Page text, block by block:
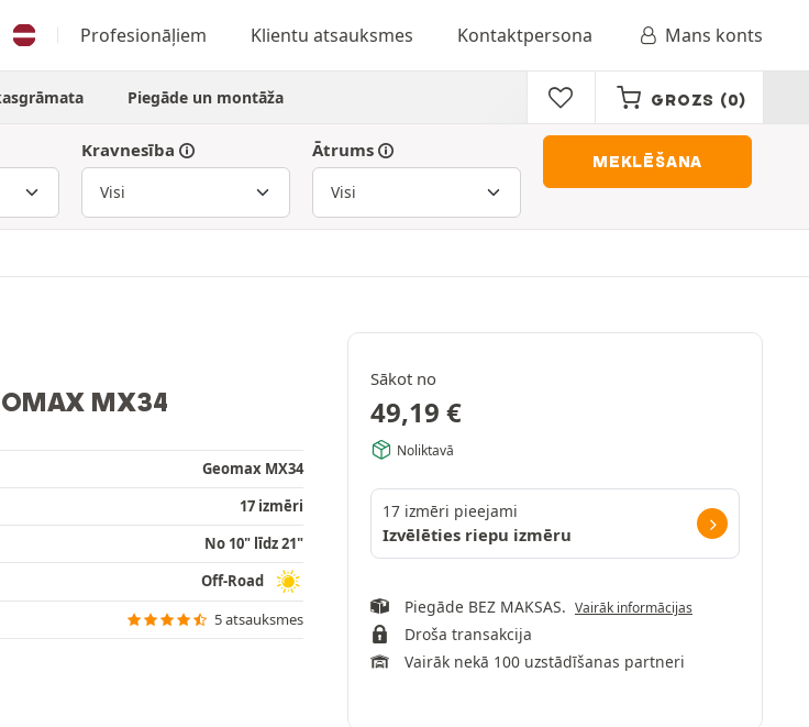
Profesionāļiem Klientu atsauksmes Kontaktpersona Mans konts
Piegāde un montāža GROZS (0)
Kravnesība Ātrums
MEKLĒŠANA
MX34
Geomax MX34
17 izmēri
No 10" līdz 21"
Off-Road
5 atsauksmes
Sākot no
49,19 €
Noliktavā
17 izmēri pieejami
Izvēlēties riepu izmēru
Piegāde BEZ MAKSAS. Vairāk informācijas
Droša transakcija
Vairāk nekā 100 uzstādīšanas partneri